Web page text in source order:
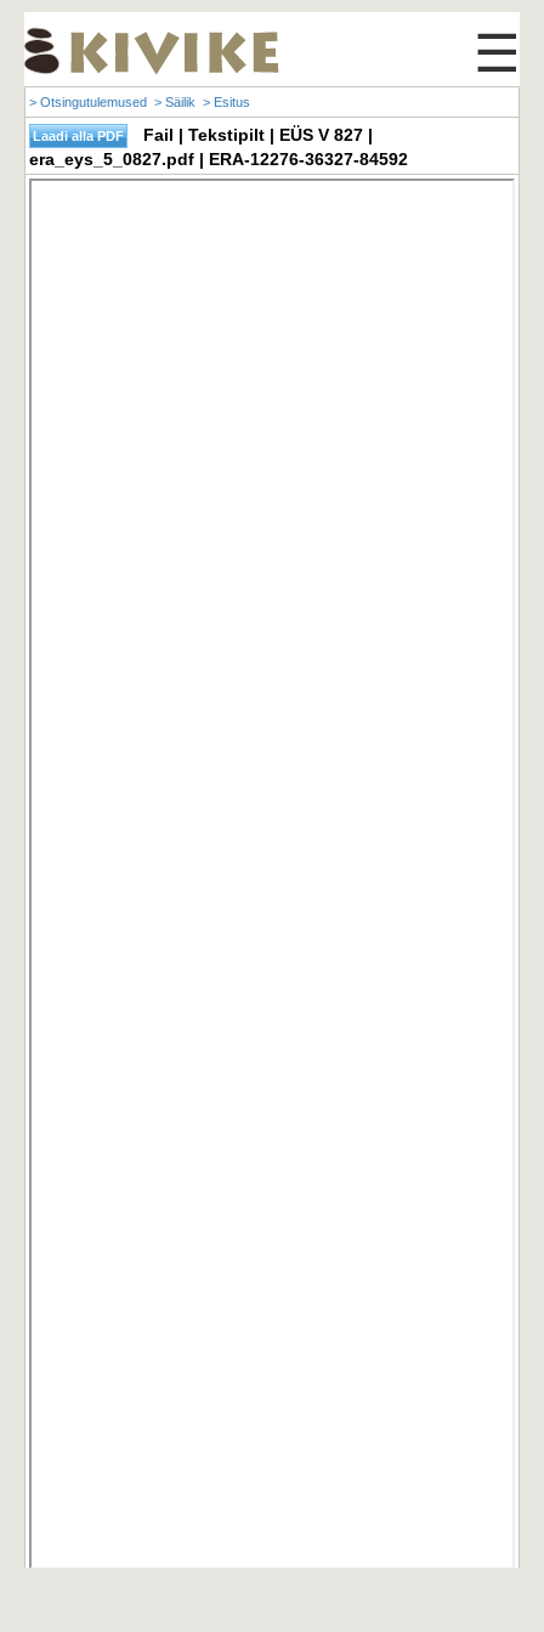
☰
> Otsingutulemused > Säilik > Esitus
Fail | Tekstipilt | EÜS V 827 |
era_eys_5_0827.pdf | ERA-12276-36327-84592